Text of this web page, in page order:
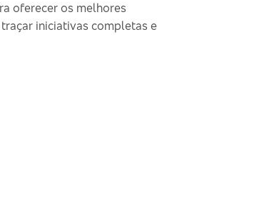
oferecer os melhores
iniciativas completas e